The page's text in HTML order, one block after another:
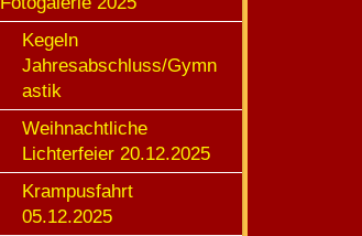
Kegeln
Jahresabschluss/Gymn
astik
Weihnachtliche
Lichterfeier 20.12.2025
Krampusfahrt
05.12.2025